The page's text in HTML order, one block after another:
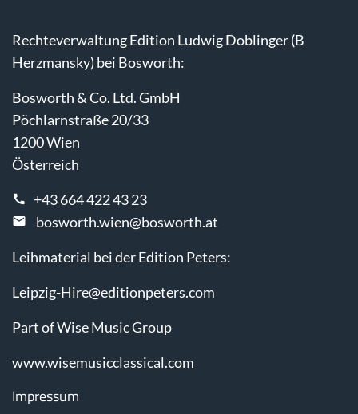
Rechteverwaltung Edition Ludwig Doblinger (B
Herzmansky) bei Bosworth:
Bosworth & Co. Ltd. GmbH
Pöchlarnstraße 20/33
1200 Wien
Österreich
+43 664 422 43 23
bosworth.wien@bosworth.at
Leihmaterial bei der Edition Peters:
Leipzig-Hire@editionpeters.com
Part of Wise Music Group
www.wisemusicclassical.com
Impressum